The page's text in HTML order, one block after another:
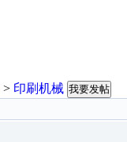
> 印刷机械 我要发帖